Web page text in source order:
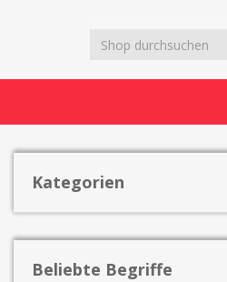
Kategorien
Beliebte Begriffe